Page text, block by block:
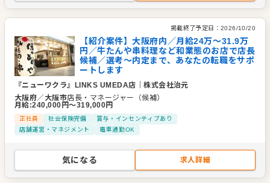
掲載終了予定日： 2026/10/20
【紹介案件】大阪府内／月給24万〜31.9万
円／牛たんや串料理など和業態のお店で店長
候補／選考～内定まで、あなたの転職をサポ
ートします
『ニューワクラ』LINKS UMEDA店 ｜株式会社治元
大阪府／ 大阪市店長・マネージャー（候補）
月給:240,000 円〜319,000円
正社員 社会保険完備
賞与・インセンティブあり
店舗運営・マネジメント
電車通勤OK
気になる 求人詳細